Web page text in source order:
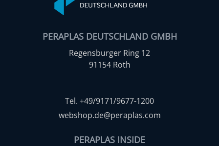
PERAPLAS DEUTSCHLAND GMBH
Regensburger Ring 12
91154 Roth
Tel. +49/9171/9677-1200
webshop.de@peraplas.com
PERAPLAS INSIDE